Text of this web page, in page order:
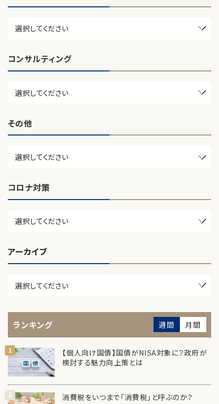
コンサルティング
その他
コロナ対策
アーカイブ
ランキング 週間 月間
【個人向け国債】国債がNISA対象に？政府が
検討する魅力向上策とは
消費税をいつまで「消費税」と呼ぶのか？